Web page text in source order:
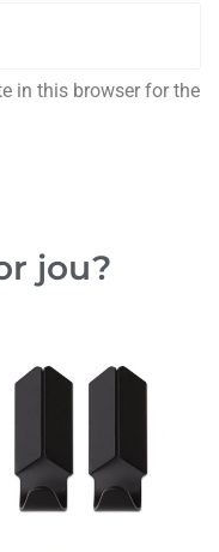
in this browser for the
jou?